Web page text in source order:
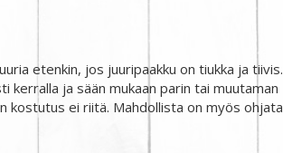
etenkin, jos juuripaakku on tiukka ja tiivis.
kerralla ja sään mukaan parin tai muutaman
kostutus ei riitä. Mahdollista on myös ohjata